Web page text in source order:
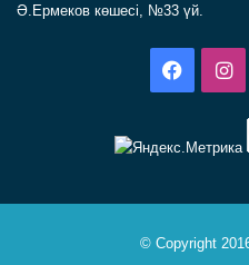
Ә.Ермеков көшесі, №33 үй.
© Copyright